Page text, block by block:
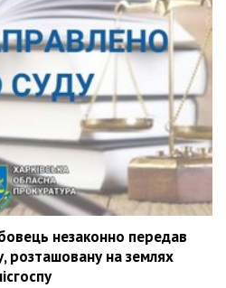
незаконно передав
розташовану на землях